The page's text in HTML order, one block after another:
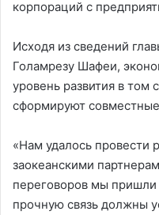
корпораций с
Исходя из сведений
Голамрезу Шафеи,
уровень развития в том
сформируют
«Нам удалось провести
заокеанскими
переговоров мы пришли
прочную связь должны